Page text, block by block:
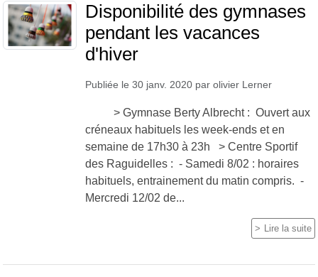
Disponibilité des gymnases
pendant les vacances
d'hiver
Publiée le 30 janv. 2020 par olivier Lerner
> Gymnase Berty Albrecht : Ouvert aux
créneaux habituels les week-ends et en
semaine de 17h30 à 23h > Centre Sportif
des Raguidelles : - Samedi 8/02 : horaires
habituels, entrainement du matin compris. -
Mercredi 12/02 de...
Lire la suite